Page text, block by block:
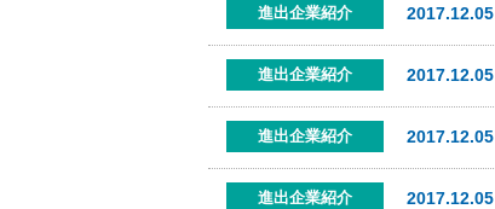
進出企業紹介 2017.12.05
進出企業紹介 2017.12.05
進出企業紹介 2017.12.05
進出企業紹介 2017.12.05